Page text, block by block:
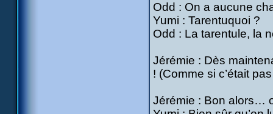
Odd : On a aucune
Yumi : Tarentuquoi ?
Odd : La tarentule, la
Jérémie : Dès
! (Comme si c’était
Jérémie : Bon alors…